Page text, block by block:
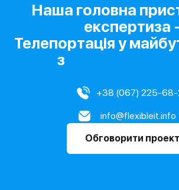
Наша головна
експертиза -
Телепортація у
з
+38 (067) 225-68-
info@flexibleit.info
Обговорити проект